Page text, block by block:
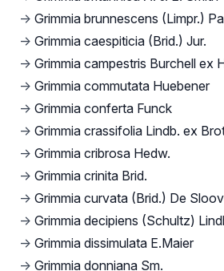
→ Grimmia brunnescens (Limpr.)
→ Grimmia caespiticia (Brid.) Jur.
→ Grimmia campestris Burchell ex
→ Grimmia commutata Huebener
→ Grimmia conferta Funck
→ Grimmia crassifolia Lindb. ex
→ Grimmia cribrosa Hedw.
→ Grimmia crinita Brid.
→ Grimmia curvata (Brid.) De
→ Grimmia decipiens (Schultz)
→ Grimmia dissimulata E.Maier
→ Grimmia donniana Sm.